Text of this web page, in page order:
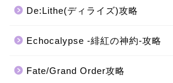
De:Lithe(ディライズ)攻略
Echocalypse -緋紅の神約-攻略
Fate/Grand Order攻略